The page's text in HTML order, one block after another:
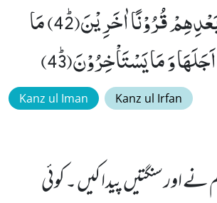
ثُمَّ اَنْشَاْنَا مِنْۢ بَعْدِهِمْ قُرُوْنًا اٰخَرِیْنَﭤ(42) مَا
وَ مَا یَسْتَاْخِرُوْنَﭤ(43)
Kanz ul Iman Kanz ul Irfan
اور سنگتیں پیدا کیں ۔ کوئی